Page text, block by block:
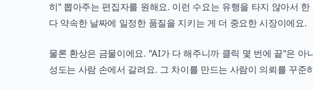
히" 뽑아주는 편집자를 원해요. 이런 수요는 유행을 타지 않아서
다 약속한 날짜에 일정한 품질을 지키는 게 더 중요한 시장이에요.
물론 환상은 금물이에요. "AI가 다 해주니까 클릭 몇 번에 끝"은 아
성도는 사람 손에서 갈려요. 그 차이를 만드는 사람이 의뢰를 꾸준